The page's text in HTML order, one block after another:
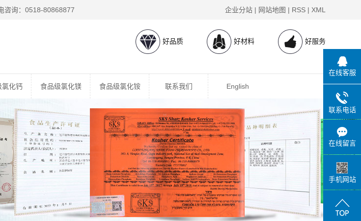
咨询：0518-80868877 企业分站 | 网站地图 | RSS | XML
好品质 好材料 好服务
氯化钙 食品级氯化镁 食品级氯化铵 联系我们 English
在线客服
联系电话
在线留言
手机网站